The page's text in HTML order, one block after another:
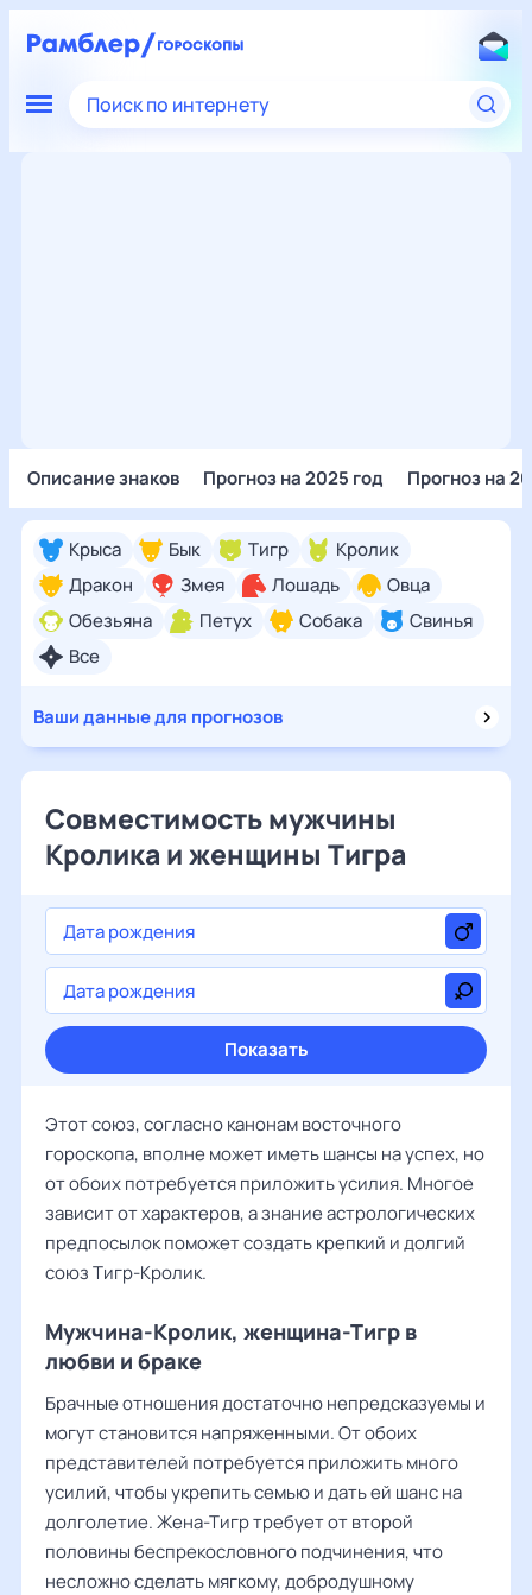
Поиск по интернету
Описание знаков Прогноз на 2025 год Прогноз на
Все
Крыса Бык Тигр
Кролик
Дракон
Змея Лошадь
Овца
Обезьяна
Петух Собака Свинья
Ваши данные для прогнозов
Совместимость мужчины
Кролика и женщины Тигра
Показать
Этот союз, согласно канонам восточного
гороскопа, вполне может иметь шансы на успех, но
от обоих потребуется приложить усилия. Многое
зависит от характеров, а знание астрологических
предпосылок поможет создать крепкий и долгий
союз Тигр-Кролик.
Мужчина-Кролик, женщина-Тигр в
любви и браке
Брачные отношения достаточно непредсказуемы и
могут становится напряженными. От обоих
представителей потребуется приложить много
усилий, чтобы укрепить семью и дать ей шанс на
долголетие. Жена-Тигр требует от второй
половины беспрекословного подчинения, что
несложно сделать мягкому, добродушному